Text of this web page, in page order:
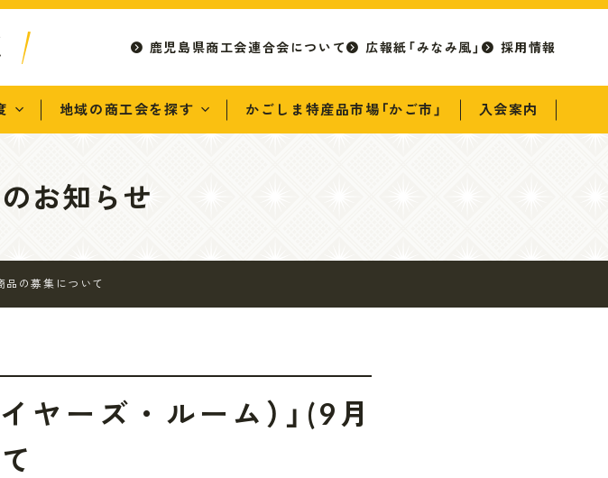
鹿児島県商工会連合会について 広報紙「みなみ風」 採用情報
地域の商工会を探す かごしま特産品市場「かご市」 入会案内
お知らせ
品の募集について
ヤーズ・ルーム）」(9月